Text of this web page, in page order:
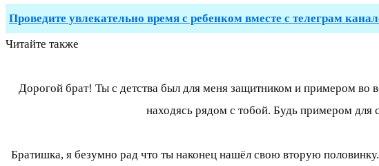
Проведите увлекательно время с ребенком вместе с телеграм
Читайте также
Дорогой брат! Ты с детства был для меня защитником и примером
находясь рядом с тобой. Будь примером
Братишка, я безумно рад что ты наконец нашёл свою вторую